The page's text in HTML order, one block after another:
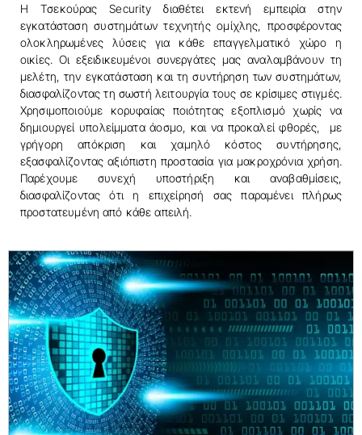
Η Tσεκούρας Security διαθέτει εκτενή εμπειρία στην
εγκατάσταση συστημάτων τεχνητής ομίχλης, προσφέροντας
ολοκληρωμένες λύσεις για κάθε επαγγελματικό χώρο η
οικίες. Οι εξειδικευμένοι συνεργάτες μας αναλαμβάνουν τη
μελέτη, την εγκατάσταση και τη συντήρηση των συστημάτων,
διασφαλίζοντας τη σωστή λειτουργία τους σε κρίσιμες στιγμές.
Χρησιμοποιούμε κορυφαίας ποιότητας εξοπλισμό χωρίς να
δημιουργεί υπολείμματα άοσμο, και να προκαλεί φθορές, με
γρήγορη απόκριση και χαμηλό κόστος συντήρησης,
εξασφαλίζοντας αξιόπιστη προστασία για μακροχρόνια χρήση.
Παρέχουμε συνεχή υποστήριξη και αναβαθμίσεις,
διασφαλίζοντας ότι η επιχείρησή σας παραμένει πλήρως
προστατευμένη από κάθε απειλή.